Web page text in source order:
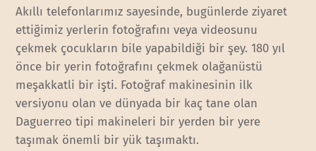
Akıllı telefonlarımız sayesinde, bugünlerde ziyaret
ettiğimiz yerlerin fotoğrafını veya videosunu
çekmek çocukların bile yapabildiği bir şey. 180 yıl
önce bir yerin fotoğrafını çekmek olağanüstü
meşakkatli bir işti. Fotoğraf makinesinin ilk
versiyonu olan ve dünyada bir kaç tane olan
Daguerreo tipi makineleri bir yerden bir yere
taşımak önemli bir yük taşımaktı.